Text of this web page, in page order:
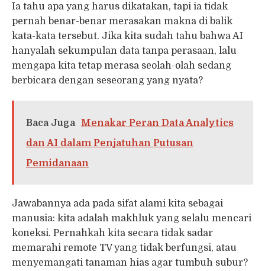
Ia tahu apa yang harus dikatakan, tapi ia tidak
pernah benar-benar merasakan makna di balik
kata-kata tersebut. Jika kita sudah tahu bahwa AI
hanyalah sekumpulan data tanpa perasaan, lalu
mengapa kita tetap merasa seolah-olah sedang
berbicara dengan seseorang yang nyata?
Baca Juga
Menakar Peran Data Analytics
dan AI dalam Penjatuhan Putusan
Pemidanaan
Jawabannya ada pada sifat alami kita sebagai
manusia: kita adalah makhluk yang selalu mencari
koneksi. Pernahkah kita secara tidak sadar
memarahi remote TV yang tidak berfungsi, atau
menyemangati tanaman hias agar tumbuh subur?